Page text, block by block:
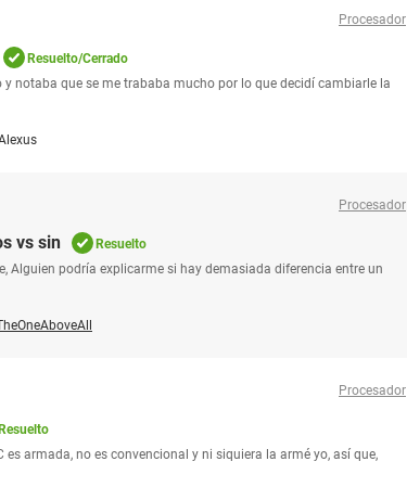
Procesador
Resuelto/Cerrado
notaba que se me trababa mucho por lo que decidí cambiarle la
Procesador
vs sin
Resuelto
Alguien podría explicarme si hay demasiada diferencia entre un
Procesador
Resuelto
armada, no es convencional y ni siquiera la armé yo, así que,